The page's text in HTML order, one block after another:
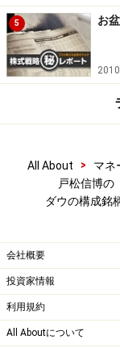
5 お
All About > マネ
戸松信博の
ダウの構成銘
会社概要
投資家情報
利用規約
All Aboutについて